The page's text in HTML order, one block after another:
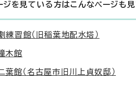
ジを見ている方はこんなページも
練習館（旧稲葉地配水塔）
木館
葉館（名古屋市旧川上貞奴邸）